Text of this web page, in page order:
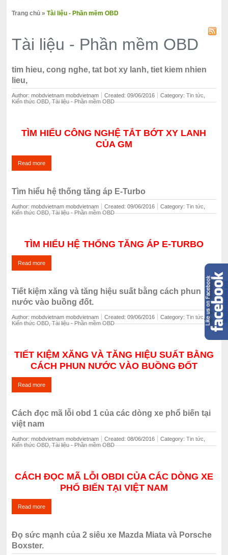
Trang chủ »Tài liệu - Phần mềm OBD
Tài liệu - Phần mềm OBD
tim hieu, cong nghe, tat bot xy lanh, tiet kiem nhien
lieu,
Author: mobdvietnam mobdvietnam Created: 09/06/2016 Category: ‍Tin tức,
Kiến thức OBD,Tài liệu - Phần mềm OBD
TÌM HIỂU CÔNG NGHỆ TẮT BỚT XY LANH
CỦA GM
Read more
Tìm hiểu hệ thống tăng áp E-Turbo
Author: mobdvietnam mobdvietnam Created: 09/06/2016 Category: ‍Tin tức,
Kiến thức OBD,Tài liệu - Phần mềm OBD
TÌM HIỂU HỆ THỐNG TĂNG ÁP E-TURBO
Read more
Tiết kiệm xăng và tăng hiệu suất bằng cách phun
nước vào buồng đốt.
Author: mobdvietnam mobdvietnam Created: 09/06/2016 Category: ‍Tin tức,
Kiến thức OBD,Tài liệu - Phần mềm OBD
TIẾT KIỆM XĂNG VÀ TĂNG HIỆU SUẤT BẰNG
CÁCH PHUN NƯỚC VÀO BUỒNG ĐỐT
Read more
Cách đọc mã lỗi obd 1 của các dòng xe phổ biến tại
việt nam
Author: mobdvietnam mobdvietnam Created: 08/06/2016 Category: ‍Tin tức,
Kiến thức OBD,Tài liệu - Phần mềm OBD
CÁCH ĐỌC MÃ LỖI OBDI CỦA CÁC DÒNG XE
PHỔ BIẾN TẠI VIỆT NAM
Read more
Đọ sức mạnh của 2 siêu xe Mazda Miata và Porsche
Boxster.